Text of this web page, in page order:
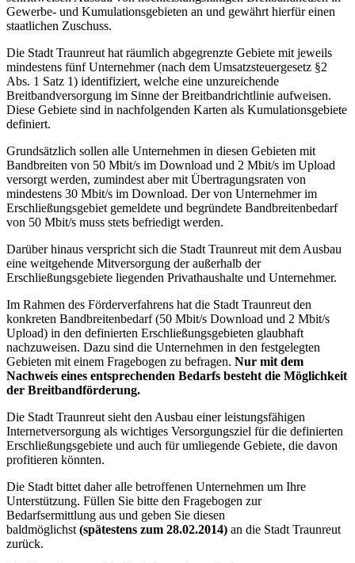
Gewerbe- und Kumulationsgebieten an und gewährt hierfür einen
staatlichen Zuschuss.
Die Stadt Traunreut hat räumlich abgegrenzte Gebiete mit jeweils
mindestens fünf Unternehmer (nach dem Umsatzsteuergesetz §2
Abs. 1 Satz 1) identifiziert, welche eine unzureichende
Breitbandversorgung im Sinne der Breitbandrichtlinie aufweisen.
Diese Gebiete sind in nachfolgenden Karten als Kumulationsgebiete
definiert.
Grundsätzlich sollen alle Unternehmen in diesen Gebieten mit
Bandbreiten von 50 Mbit/s im Download und 2 Mbit/s im Upload
versorgt werden, zumindest aber mit Übertragungsraten von
mindestens 30 Mbit/s im Download. Der von Unternehmer im
Erschließungsgebiet gemeldete und begründete Bandbreitenbedarf
von 50 Mbit/s muss stets befriedigt werden.
Darüber hinaus verspricht sich die Stadt Traunreut mit dem Ausbau
eine weitgehende Mitversorgung der außerhalb der
Erschließungsgebiete liegenden Privathaushalte und Unternehmer.
Im Rahmen des Förderverfahrens hat die Stadt Traunreut den
konkreten Bandbreitenbedarf (50 Mbit/s Download und 2 Mbit/s
Upload) in den definierten Erschließungsgebieten glaubhaft
nachzuweisen. Dazu sind die Unternehmen in den festgelegten
Gebieten mit einem Fragebogen zu befragen. Nur mit dem
Nachweis eines entsprechenden Bedarfs besteht die Möglichkeit
der Breitbandförderung.
Die Stadt Traunreut sieht den Ausbau einer leistungsfähigen
Internetversorgung als wichtiges Versorgungsziel für die definierten
Erschließungsgebiete und auch für umliegende Gebiete, die davon
profitieren könnten.
Die Stadt bittet daher alle betroffenen Unternehmen um Ihre
Unterstützung. Füllen Sie bitte den Fragebogen zur
Bedarfsermittlung aus und geben Sie diesen
baldmöglichst (spätestens zum 28.02.2014) an die Stadt Traunreut
zurück.